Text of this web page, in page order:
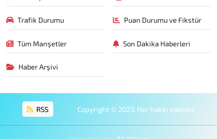
Trafik Durumu Puan Durumu ve Fikstür
Tüm Manşetler Son Dakika Haberleri
Haber Arşivi
RSS Copyright © 2023. Her hakkı saklıdır.